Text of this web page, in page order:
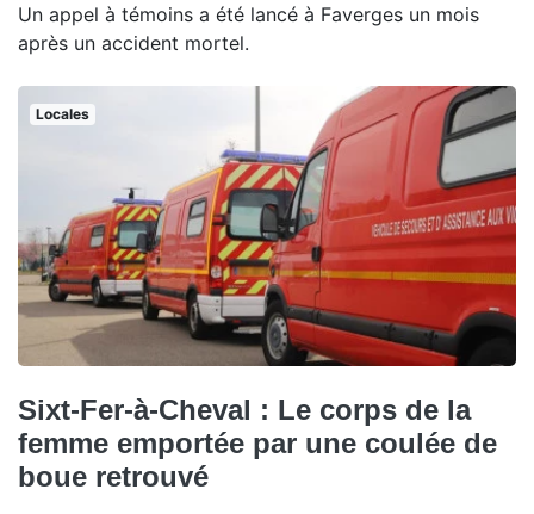
Un appel à témoins a été lancé à Faverges un mois
après un accident mortel.
Locales
Sixt-Fer-à-Cheval : Le corps de la
femme emportée par une coulée de
boue retrouvé